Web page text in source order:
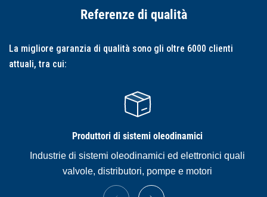
Referenze di qualità
La migliore garanzia di qualità sono gli oltre 6000 clienti
attuali, tra cui:
Produttori di sistemi oleodinamici
Industrie di sistemi oleodinamici ed elettronici quali
valvole, distributori, pompe e motori